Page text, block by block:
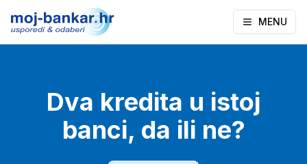
MENU
Dva kredita u istoj
banci, da ili ne?